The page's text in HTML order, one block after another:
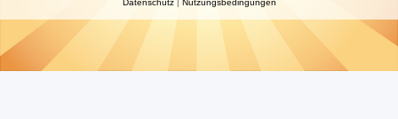
Datenschutz| Nutzungsbedingungen